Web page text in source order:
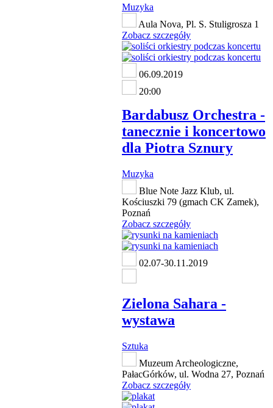
Muzyka
Aula Nova, Pl. S. Stuligrosza 1
Zobacz szczegóły
06.09.2019
20:00
Bardabusz Orchestra -
tanecznie i koncertowo
dla Piotra Sznury
Muzyka
Blue Note Jazz Klub, ul.
Kościuszki 79 (gmach CK Zamek),
Poznań
Zobacz szczegóły
02.07-30.11.2019
Zielona Sahara -
wystawa
Sztuka
Muzeum Archeologiczne,
PałacGórków, ul. Wodna 27, Poznań
Zobacz szczegóły